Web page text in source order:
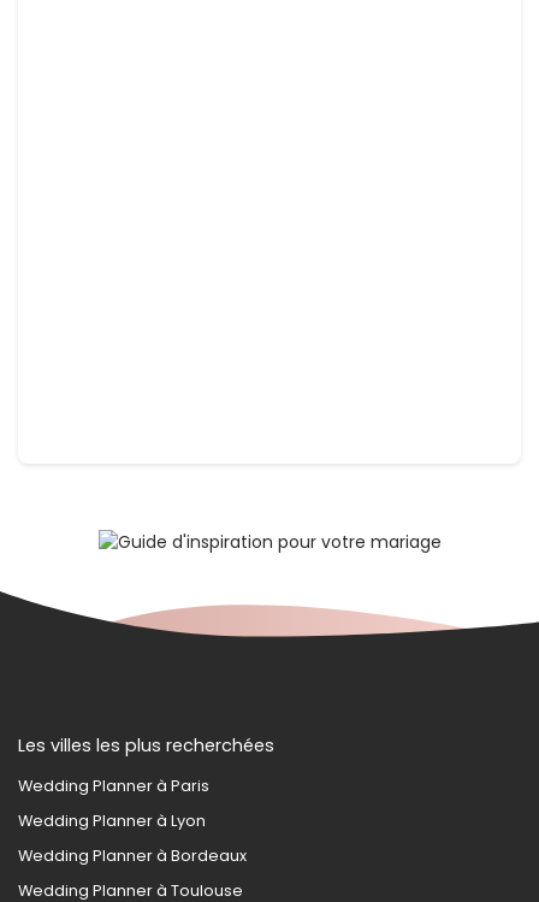
Les villes les plus recherchées
Wedding Planner à Paris
Wedding Planner à Lyon
Wedding Planner à Bordeaux
Wedding Planner à Toulouse